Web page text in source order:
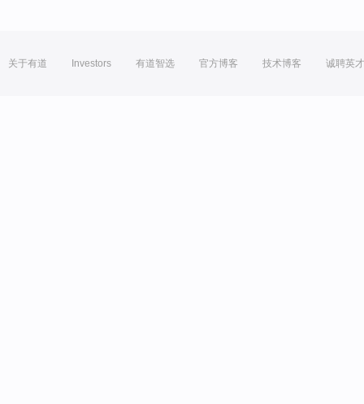
关于有道 Investors 有道智选 官方博客 技术博客 诚聘英才